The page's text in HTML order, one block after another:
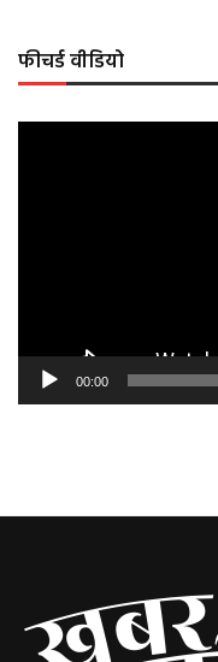
फीचर्ड वीडियो
00:00